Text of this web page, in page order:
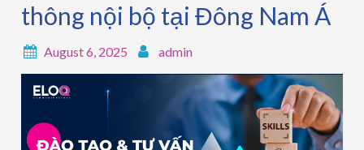
thông nội bộ tại Đông Nam Á
August 6, 2025 admin